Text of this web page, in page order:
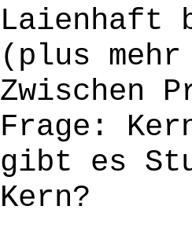
Laienhaft
(plus
Zwischen
Frage:
gibt es
Kern?